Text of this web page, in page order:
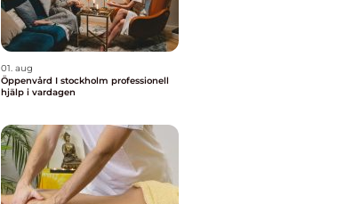
01. aug
Öppenvård I stockholm professionell
hjälp i vardagen